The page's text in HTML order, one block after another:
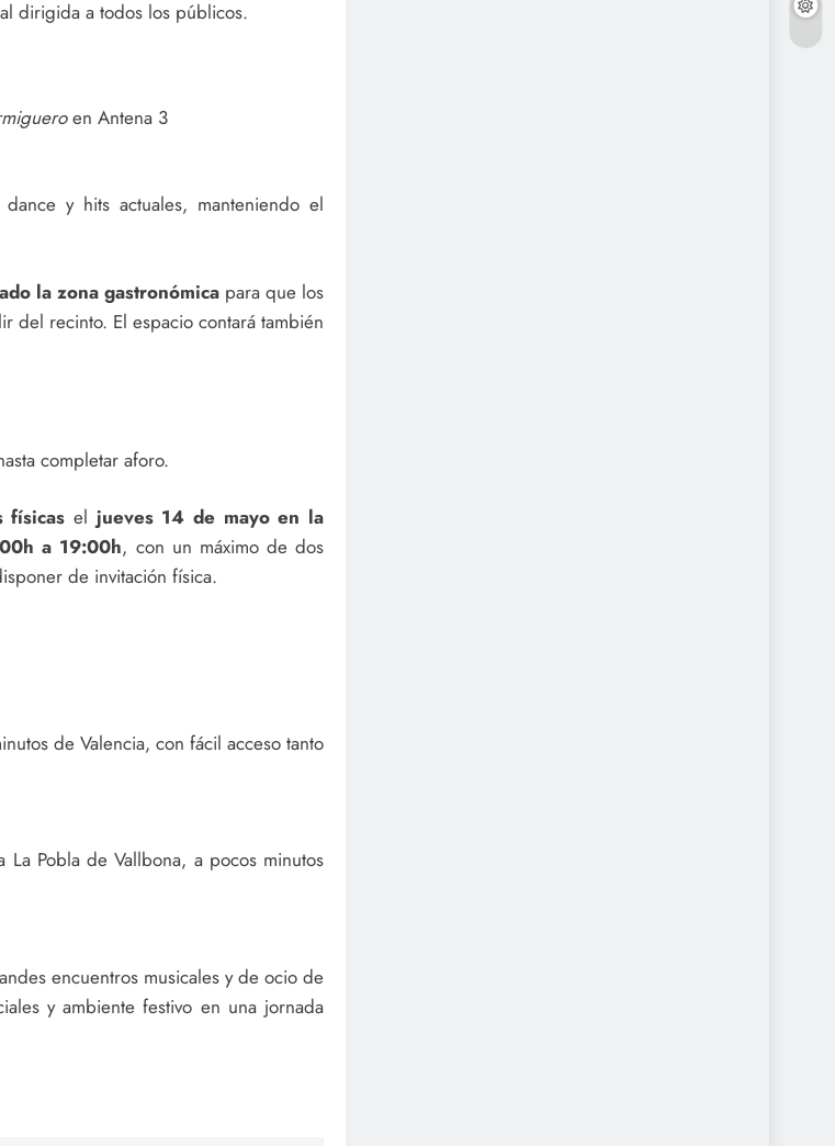
dirigida a todos los públicos.
en Antena 3
y hits actuales, manteniendo el
la zona gastronómica para que los
del recinto. El espacio contará también
completar aforo.
físicas el jueves 14 de mayo en la
a 19:00h, con un máximo de dos
de invitación física.
de Valencia, con fácil acceso tanto
Pobla de Vallbona, a pocos minutos
encuentros musicales y de ocio de
y ambiente festivo en una jornada